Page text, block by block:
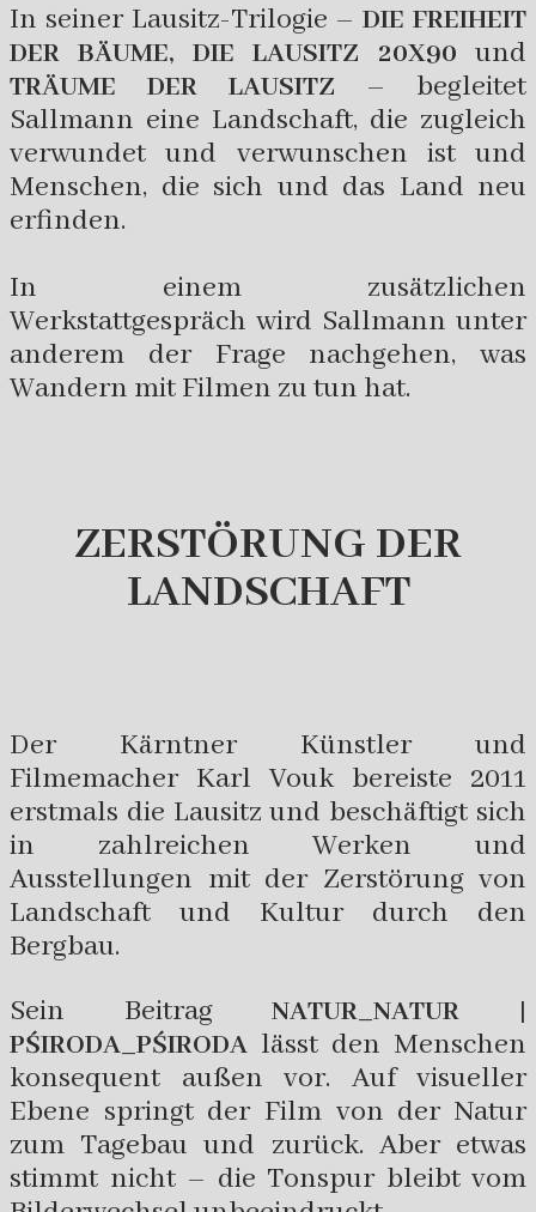
In seiner Lausitz-Trilogie –DIE FREIHEIT
DER BÄUME, DIE LAUSITZ 20X90 und
TRÄUME DER LAUSITZ
– begleitet
Sallmann eine Landschaft, die zugleich
verwundet und verwunschen ist und
Menschen, die sich und das Land neu
erfinden.
In einem zusätzlichen
Werkstattgespräch wird Sallmann unter
anderem der Frage nachgehen, was
Wandern mit Filmen zu tun hat.
ZERSTÖRUNG DER
LANDSCHAFT
Der Kärntner Künstler und
Filmemacher Karl Vouk bereiste 2011
erstmals die Lausitz und beschäftigt sich
in zahlreichen Werken und
Ausstellungen mit der Zerstörung von
Landschaft und Kultur durch den
Bergbau.
Sein BeitragNATUR_NATUR |
PŚIRODA_PŚIRODA lässt den Menschen
konsequent außen vor. Auf visueller
Ebene springt der Film von der Natur
zum Tagebau und zurück. Aber etwas
stimmt nicht – die Tonspur bleibt vom